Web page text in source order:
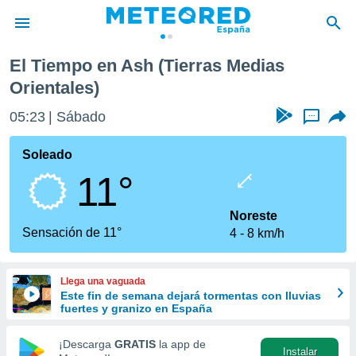
de
para
la
calidad.
a este
forma
digital
El Tiempo en Ash (Tierras Medias
Orientales)
05:23 Sábado ...
Soleado
11°
Sensación de 11°
Noreste
4
8 km/h
Llega una vaguada
Este fin de semana dejará tormentas con lluvias
fuertes y granizo en España
¡Descarga GRATIS la app de
Instalar